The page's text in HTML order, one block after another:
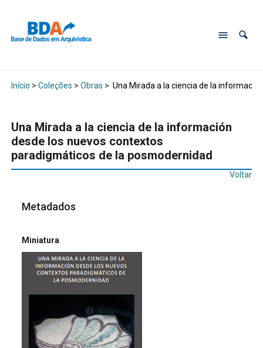
Início > Coleções > Obras > Una Mirada a la ciencia de la
Una Mirada a la ciencia de la información
desde los nuevos contextos
paradigmáticos de la posmodernidad
Voltar
Metadados
Miniatura